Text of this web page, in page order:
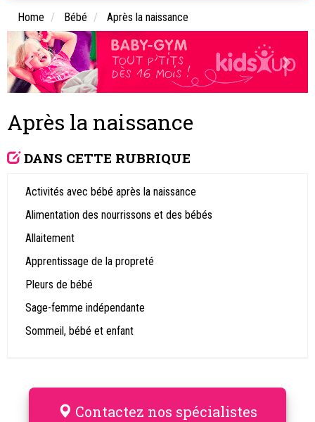
Home Bébé Après la naissance
Après la naissance
DANS CETTE RUBRIQUE
Activités avec bébé après la naissance
Alimentation des nourrissons et des bébés
Allaitement
Apprentissage de la propreté
Pleurs de bébé
Sage-femme indépendante
Sommeil, bébé et enfant
Contactez nos spécialistes